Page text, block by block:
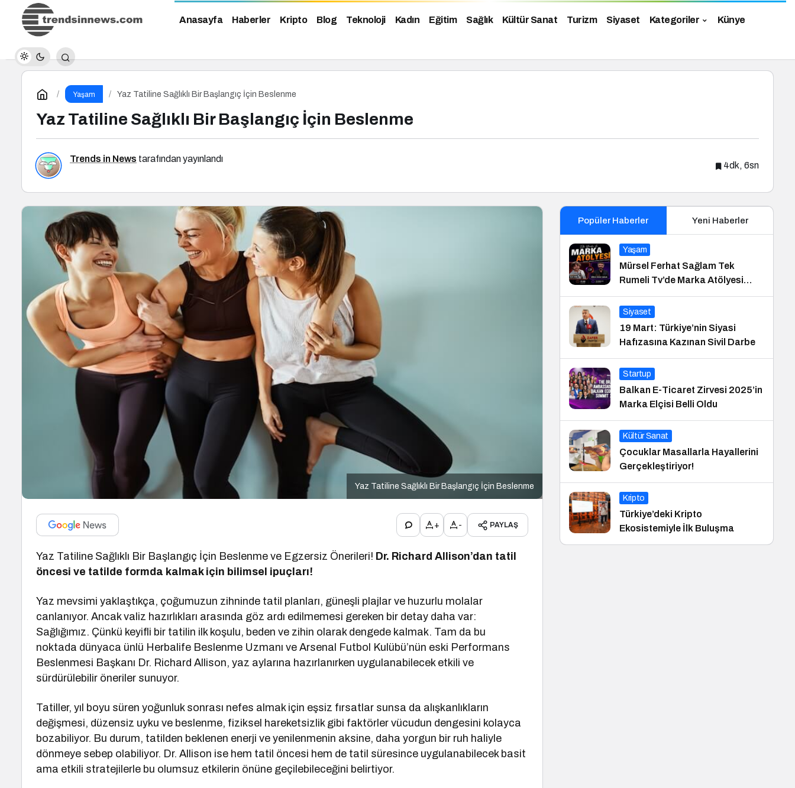
Anasayfa Haberler Kripto Blog Teknoloji Kadın Eğitim Sağlık Kültür Sanat Turizm Siyaset Kategoriler Künye
Yaşam Yaz Tatiline Sağlıklı Bir Başlangıç İçin Beslenme
Yaz Tatiline Sağlıklı Bir Başlangıç İçin Beslenme
Trends in News tarafından yayınlandı
4dk, 6sn
Yaz Tatiline Sağlıklı Bir Başlangıç İçin Beslenme
+ - PAYLAŞ
Yaz Tatiline Sağlıklı Bir Başlangıç İçin Beslenme ve Egzersiz Önerileri! Dr. Richard Allison’dan tatil
öncesi ve tatilde formda kalmak için bilimsel ipuçları!
Yaz mevsimi yaklaştıkça, çoğumuzun zihninde tatil planları, güneşli plajlar ve huzurlu molalar
canlanıyor. Ancak valiz hazırlıkları arasında göz ardı edilmemesi gereken bir detay daha var:
Sağlığımız. Çünkü keyifli bir tatilin ilk koşulu, beden ve zihin olarak dengede kalmak. Tam da bu
noktada dünyaca ünlü Herbalife Beslenme Uzmanı ve Arsenal Futbol Kulübü’nün eski Performans
Beslenmesi Başkanı Dr. Richard Allison, yaz aylarına hazırlanırken uygulanabilecek etkili ve
sürdürülebilir öneriler sunuyor.
Tatiller, yıl boyu süren yoğunluk sonrası nefes almak için eşsiz fırsatlar sunsa da alışkanlıkların
değişmesi, düzensiz uyku ve beslenme, fiziksel hareketsizlik gibi faktörler vücudun dengesini kolayca
bozabiliyor. Bu durum, tatilden beklenen enerji ve yenilenmenin aksine, daha yorgun bir ruh haliyle
dönmeye sebep olabiliyor. Dr. Allison ise hem tatil öncesi hem de tatil süresince uygulanabilecek basit
ama etkili stratejilerle bu olumsuz etkilerin önüne geçilebileceğini belirtiyor.
Popüler Haberler Yeni Haberler
Yaşam
Mürsel Ferhat Sağlam Tek
Rumeli Tv’de Marka Atölyesi
Programına Konuk Oldu
Siyaset
19 Mart: Türkiye’nin Siyasi
Hafızasına Kazınan Sivil Darbe
Startup
Balkan E-Ticaret Zirvesi 2025’in
Marka Elçisi Belli Oldu
Kültür Sanat
Çocuklar Masallarla Hayallerini
Gerçekleştiriyor!
Kripto
Türkiye’deki Kripto
Ekosistemiyle İlk Buluşma